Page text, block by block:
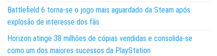
Battlefield 6 torna-se o jogo mais aguardado da Steam após
explosão de interesse dos fãs
Horizon atinge 38 milhões de cópias vendidas e consolida-se
como um dos maiores sucessos da PlayStation